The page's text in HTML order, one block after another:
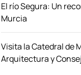
El río Segura: Un
Murcia
Visita la Catedral de
Arquitectura y